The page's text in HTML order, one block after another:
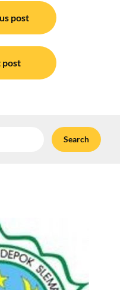
post
post